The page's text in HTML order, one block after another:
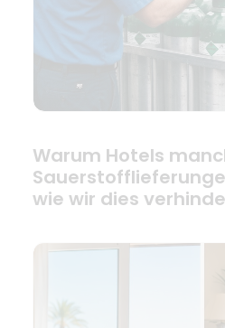
Warum Hotels
wie wir dies